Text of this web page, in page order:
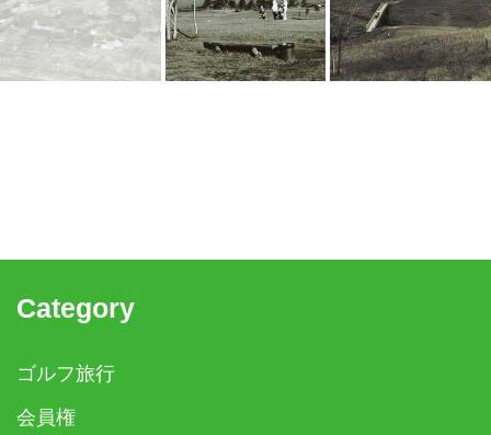
Category
ゴルフ旅行
会員権